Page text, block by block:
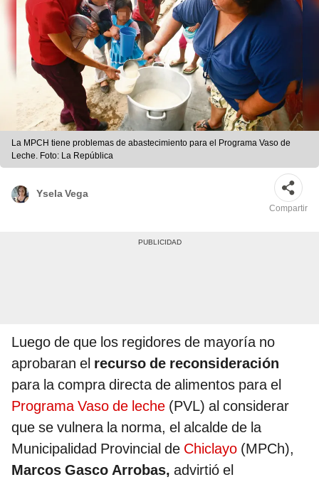
La MPCH tiene problemas de abastecimiento para el Programa Vaso de
Leche. Foto: La República
Ysela Vega
Compartir
Luego de que los regidores de mayoría no
aprobaran el recurso de reconsideración
para la compra directa de alimentos para el
Programa Vaso de leche (PVL) al considerar
que se vulnera la norma, el alcalde de la
Municipalidad Provincial de Chiclayo (MPCh),
Marcos Gasco Arrobas, advirtió el